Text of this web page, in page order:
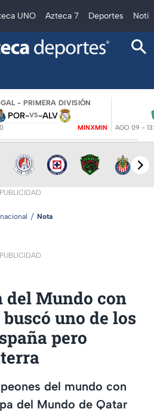
UNO Azteca 7 Deportes
- PRIMERA DIVISIÓN
POR-VS-ALV
MINXMIN AGO 09 -
PUBLICIDAD
Nota
PUBLICIDAD
del Mundo con
uno de los
pero
del mundo con
del Mundo de Qatar